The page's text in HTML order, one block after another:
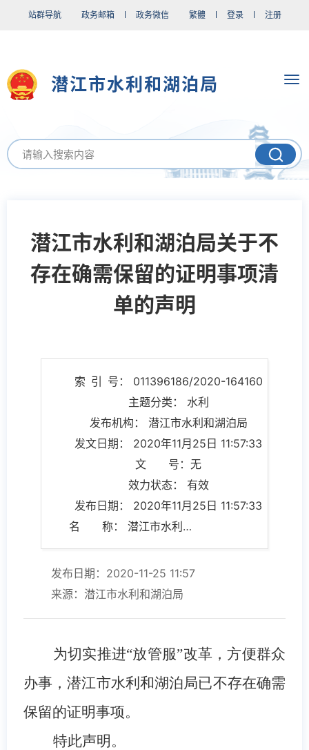
站群导航 政务邮箱 政务微信 繁體 登录 注册
潜江市水利和湖泊局
潜江市水利和湖泊局关于不
存在确需保留的证明事项清
单的声明
索 引 号： 011396186/2020-164160
主题分类： 水利
发布机构： 潜江市水利和湖泊局
发文日期： 2020年11月25日 11:57:33
文 号：无
效力状态： 有效
发布日期： 2020年11月25日 11:57:33
名 称： 潜江市水利和湖泊局关于不存在确需保留的证明事项清单的声明
发布日期：2020-11-25 11:57
来源：潜江市水利和湖泊局
为切实推进“放管服”改革，方便群众
办事，潜江市水利和湖泊局已不存在确需
保留的证明事项。
特此声明。